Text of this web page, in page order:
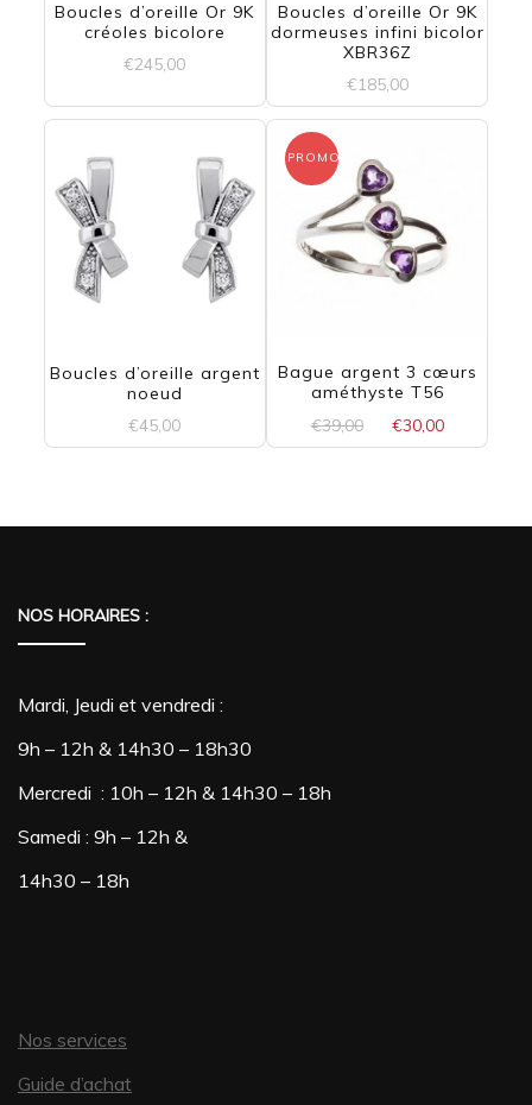
Boucles d’oreille Or 9K
créoles bicolore
€245,00
Boucles d’oreille Or 9K
dormeuses infini bicolor
XBR36Z
€185,00
Boucles d’oreille argent
noeud
€45,00
PROMO !
Bague argent 3 cœurs
améthyste T56
€39,00
Le
prix
€39,00.
€30,00
prix
€30,00.
NOS HORAIRES :
Mardi, Jeudi et vendredi :
9h – 12h & 14h30 – 18h30
Mercredi : 10h – 12h & 14h30 – 18h
Samedi : 9h – 12h &
14h30 – 18h
Nos services
Guide d’achat